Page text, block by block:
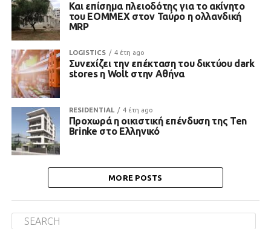
Και επίσημα πλειοδότης για το ακίνητο
του ΕΟΜΜΕΧ στον Ταύρο η ολλανδική
MRP
LOGISTICS 4 έτη ago
Συνεχίζει την επέκταση του δικτύου dark
stores η Wolt στην Αθήνα
RESIDENTIAL 4 έτη ago
Προχωρά η οικιστική επένδυση της Ten
Brinke στο Ελληνικό
MORE POSTS